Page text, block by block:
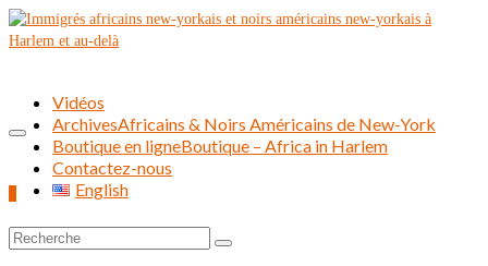
Rechercher :
Vidéos
ArchivesAfricains & Noirs Américains de New-York
Boutique en ligneBoutique – Africa in Harlem
Contactez-nous
English